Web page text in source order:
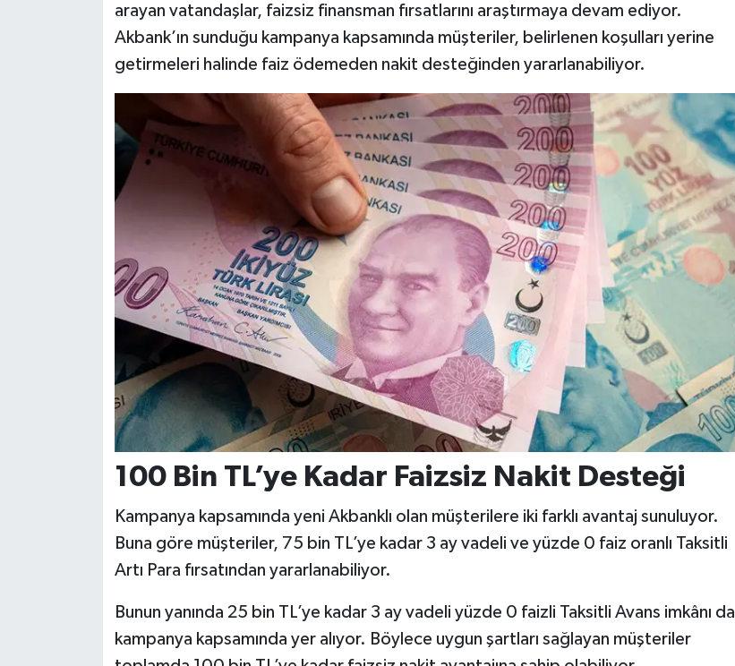
arayan vatandaşlar, faizsiz finansman fırsatlarını araştırmaya devam ediyor.
Akbank’ın sunduğu kampanya kapsamında müşteriler, belirlenen koşulları yerine
getirmeleri halinde faiz ödemeden nakit desteğinden yararlanabiliyor.
100 Bin TL’ye Kadar Faizsiz Nakit Desteği
Kampanya kapsamında yeni Akbanklı olan müşterilere iki farklı avantaj sunuluyor.
Buna göre müşteriler, 75 bin TL’ye kadar 3 ay vadeli ve yüzde 0 faiz oranlı Taksitli
Artı Para fırsatından yararlanabiliyor.
Bunun yanında 25 bin TL’ye kadar 3 ay vadeli yüzde 0 faizli Taksitli Avans imkânı da
kampanya kapsamında yer alıyor. Böylece uygun şartları sağlayan müşteriler